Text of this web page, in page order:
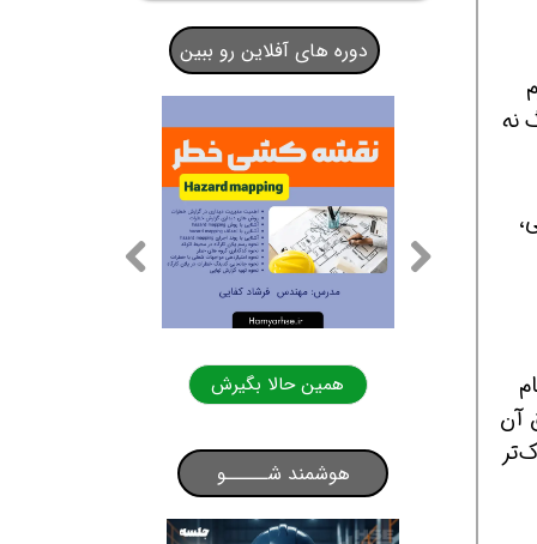
کیلوگرم
نه
بوده و عمق آن
همین حالا بگیرش
دوره های آفلاین رو ببین
هوشمند شـــــو